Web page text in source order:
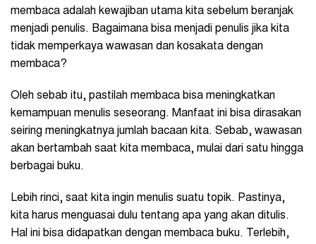
membaca adalah kewajiban utama kita sebelum beranjak
menjadi penulis. Bagaimana bisa menjadi penulis jika kita
tidak memperkaya wawasan dan kosakata dengan
membaca?
Oleh sebab itu, pastilah membaca bisa meningkatkan
kemampuan menulis seseorang. Manfaat ini bisa dirasakan
seiring meningkatnya jumlah bacaan kita. Sebab, wawasan
akan bertambah saat kita membaca, mulai dari satu hingga
berbagai buku.
Lebih rinci, saat kita ingin menulis suatu topik. Pastinya,
kita harus menguasai dulu tentang apa yang akan ditulis.
Hal ini bisa didapatkan dengan membaca buku. Terlebih,